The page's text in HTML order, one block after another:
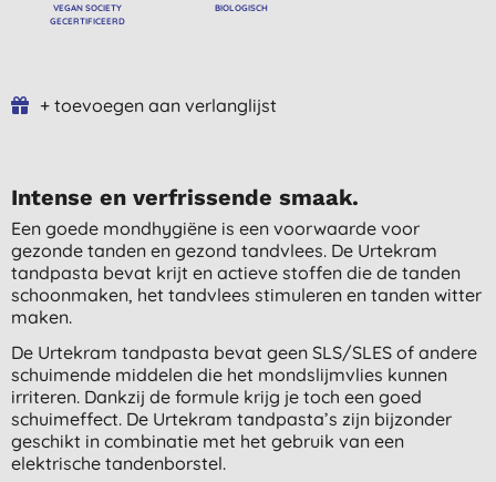
VEGAN SOCIETY
GECERTIFICEERD
BIOLOGISCH
+ toevoegen aan verlanglijst
Intense en verfrissende smaak.
Een goede mondhygiëne is een voorwaarde voor
gezonde tanden en gezond tandvlees. De Urtekram
tandpasta bevat krijt en actieve stoffen die de tanden
schoonmaken, het tandvlees stimuleren en tanden witter
maken.
De Urtekram tandpasta bevat geen SLS/SLES of andere
schuimende middelen die het mondslijmvlies kunnen
irriteren. Dankzij de formule krijg je toch een goed
schuimeffect. De Urtekram tandpasta’s zijn bijzonder
geschikt in combinatie met het gebruik van een
elektrische tandenborstel.